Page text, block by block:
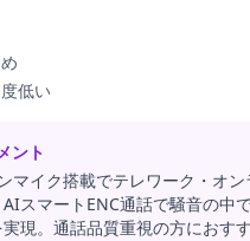
低い
ント
マイク搭載でテレワーク・オン
スマートENC通話で騒音の中
現。通話品質重視の方におすす